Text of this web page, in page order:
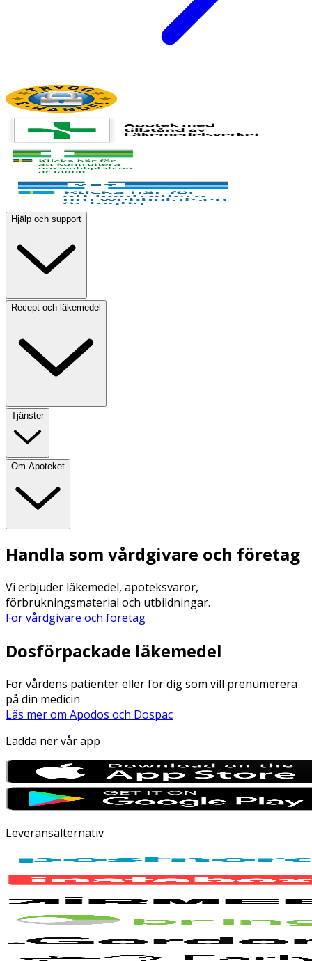
Hjälp och support
Recept och läkemedel
Tjänster
Om Apoteket
Handla som vårdgivare och företag
Vi erbjuder läkemedel, apoteksvaror,
förbrukningsmaterial och utbildningar.
För vårdgivare och företag
Dosförpackade läkemedel
För vårdens patienter eller för dig som vill prenumerera
på din medicin
Läs mer om Apodos och Dospac
Ladda ner vår app
Leveransalternativ